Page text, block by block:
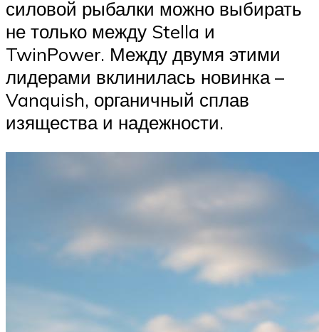
силовой рыбалки можно выбирать
не только между Stella и
TwinPower. Между двумя этими
лидерами вклинилась новинка –
Vanquish, органичный сплав
изящества и надежности.